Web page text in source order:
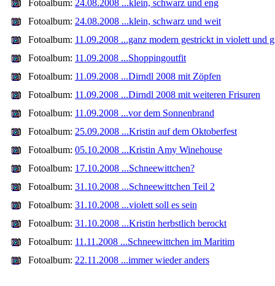
Fotoalbum: 24.08.2008 ...klein, schwarz und eng
Fotoalbum: 24.08.2008 ...klein, schwarz und weit
Fotoalbum: 11.09.2008 ...ganz modern gestrickt in violett und
Fotoalbum: 11.09.2008 ...Shoppingoutfit
Fotoalbum: 11.09.2008 ...Dirndl 2008 mit Zöpfen
Fotoalbum: 11.09.2008 ...Dirndl 2008 mit weiteren Frisuren
Fotoalbum: 11.09.2008 ...vor dem Sonnenbrand
Fotoalbum: 25.09.2008 ...Kristin auf dem Oktoberfest
Fotoalbum: 05.10.2008 ...Kristin Amy Winehouse
Fotoalbum: 17.10.2008 ...Schneewittchen?
Fotoalbum: 31.10.2008 ...Schneewittchen Teil 2
Fotoalbum: 31.10.2008 ...violett soll es sein
Fotoalbum: 31.10.2008 ...Kristin herbstlich berockt
Fotoalbum: 11.11.2008 ...Schneewittchen im Maritim
Fotoalbum: 22.11.2008 ...immer wieder anders